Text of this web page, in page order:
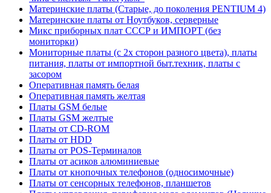
Материнские платы (Старые, до поколения PENTIUM 4)
Материнские платы от Ноутбуков, серверные
Микс приборных плат СССР и ИМПОРТ (без
мониторки)
Мониторные платы (с 2х сторон разного цвета), платы
питания, платы от импортной быт.техник, платы с
засором
Оперативная память белая
Оперативная память желтая
Платы GSM белые
Платы GSM желтые
Платы от CD-ROM
Платы от HDD
Платы от POS-Терминалов
Платы от асиков алюминиевые
Платы от кнопочных телефонов (односимочные)
Платы от сенсорных телефонов, планшетов